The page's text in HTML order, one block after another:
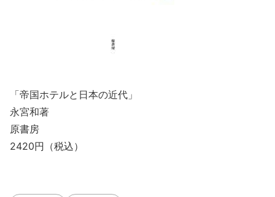
「帝国ホテルと日本の近代」
永宮和著
原書房
2420円（税込）